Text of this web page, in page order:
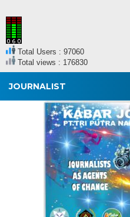
Total Users : 97060
Total views : 176830
JOURNALIST